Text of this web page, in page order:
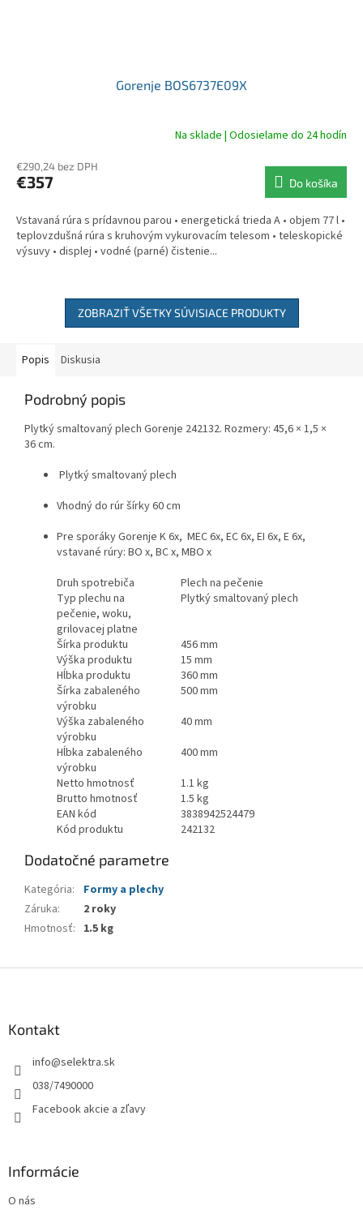
Gorenje BOS6737E09X
Na sklade | Odosielame do 24 hodín
€290,24 bez DPH
€357 Do košíka
Vstavaná rúra s prídavnou parou • energetická trieda A • objem 77 l •
teplovzdušná rúra s kruhovým vykurovacím telesom • teleskopické
výsuvy • displej • vodné (parné) čistenie...
ZOBRAZIŤ VŠETKY SÚVISIACE PRODUKTY
Popis Diskusia
Podrobný popis
Plytký smaltovaný plech Gorenje 242132. Rozmery: 45,6 × 1,5 ×
36 cm.
Plytký smaltovaný plech
Vhodný do rúr šírky 60 cm
Pre sporáky Gorenje K 6x, MEC 6x, EC 6x, EI 6x, E 6x,
vstavané rúry: BO x, BC x, MBO x
Druh spotrebiča
Plech na pečenie
Typ plechu na
pečenie, woku,
grilovacej platne
Plytký smaltovaný plech
Šírka produktu
456 mm
Výška produktu
15 mm
Hĺbka produktu
360 mm
Šírka zabaleného
výrobku
500 mm
Výška zabaleného
výrobku
40 mm
Hĺbka zabaleného
výrobku
400 mm
Netto hmotnosť
1.1 kg
Brutto hmotnosť
1.5 kg
EAN kód
3838942524479
Kód produktu
242132
Dodatočné parametre
Kategória:
Formy a plechy
Záruka:
2 roky
Hmotnosť: 1.5 kg
Kontakt
info@selektra.sk
038/7490000
Facebook akcie a zľavy
Informácie
O nás